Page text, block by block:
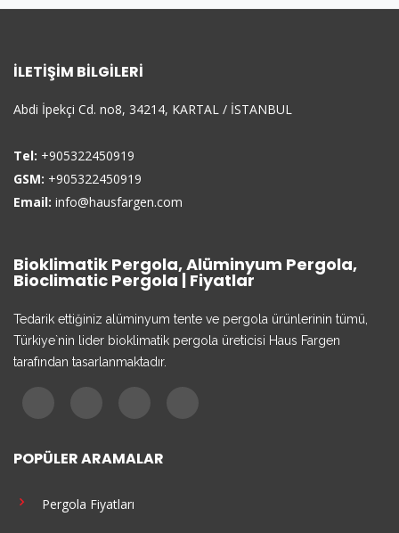
İLETIŞIM BILGILERI
Abdi İpekçi Cd. no8, 34214, KARTAL / İSTANBUL
Tel: +905322450919
GSM: +905322450919
Email: info@hausfargen.com
Bioklimatik Pergola, Alüminyum Pergola,
Bioclimatic Pergola | Fiyatlar
Tedarik ettiğiniz alüminyum tente ve pergola ürünlerinin tümü,
Türkiye`nin lider bioklimatik pergola üreticisi Haus Fargen
tarafından tasarlanmaktadır.
POPÜLER ARAMALAR
Pergola Fiyatları